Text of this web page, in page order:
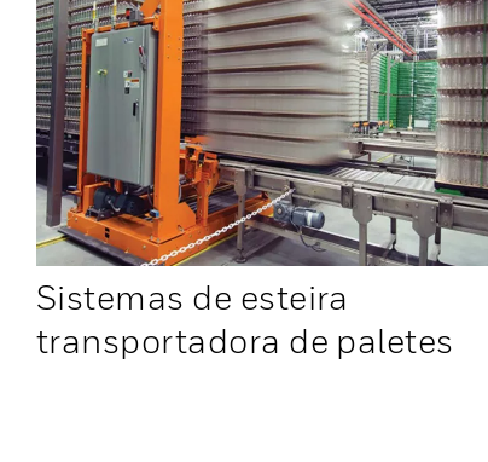
Sistemas de esteira
transportadora de paletes